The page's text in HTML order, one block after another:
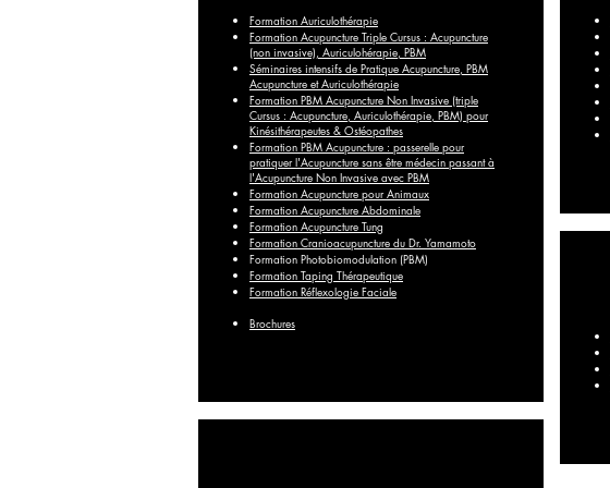
Formation Auriculothérapie
Formation Acupuncture Triple Cursus : Acupuncture
(non invasive), Auriculohérapie, PBM
Séminaires intensifs de Pratique Acupuncture, PBM
Acupuncture et Auriculothérapie
Formation PBM Acupuncture Non Invasive (triple
Cursus : Acupuncture, Auriculothérapie, PBM) pour
Kinésithérapeutes & Ostéopathes
Formation PBM Acupuncture : passerelle pour
pratiquer l'Acupuncture sans être médecin passant à
l'Acupuncture Non Invasive avec PBM
Formation Acupuncture pour Animaux
Formation Acupuncture Abdominale
Formation Acupuncture Tung
Formation Cranioacupuncture du Dr. Yamamoto
Formation Photobiomodulation (PBM)
Formation Taping Thérapeutique
Formation Réflexologie Faciale
Brochures